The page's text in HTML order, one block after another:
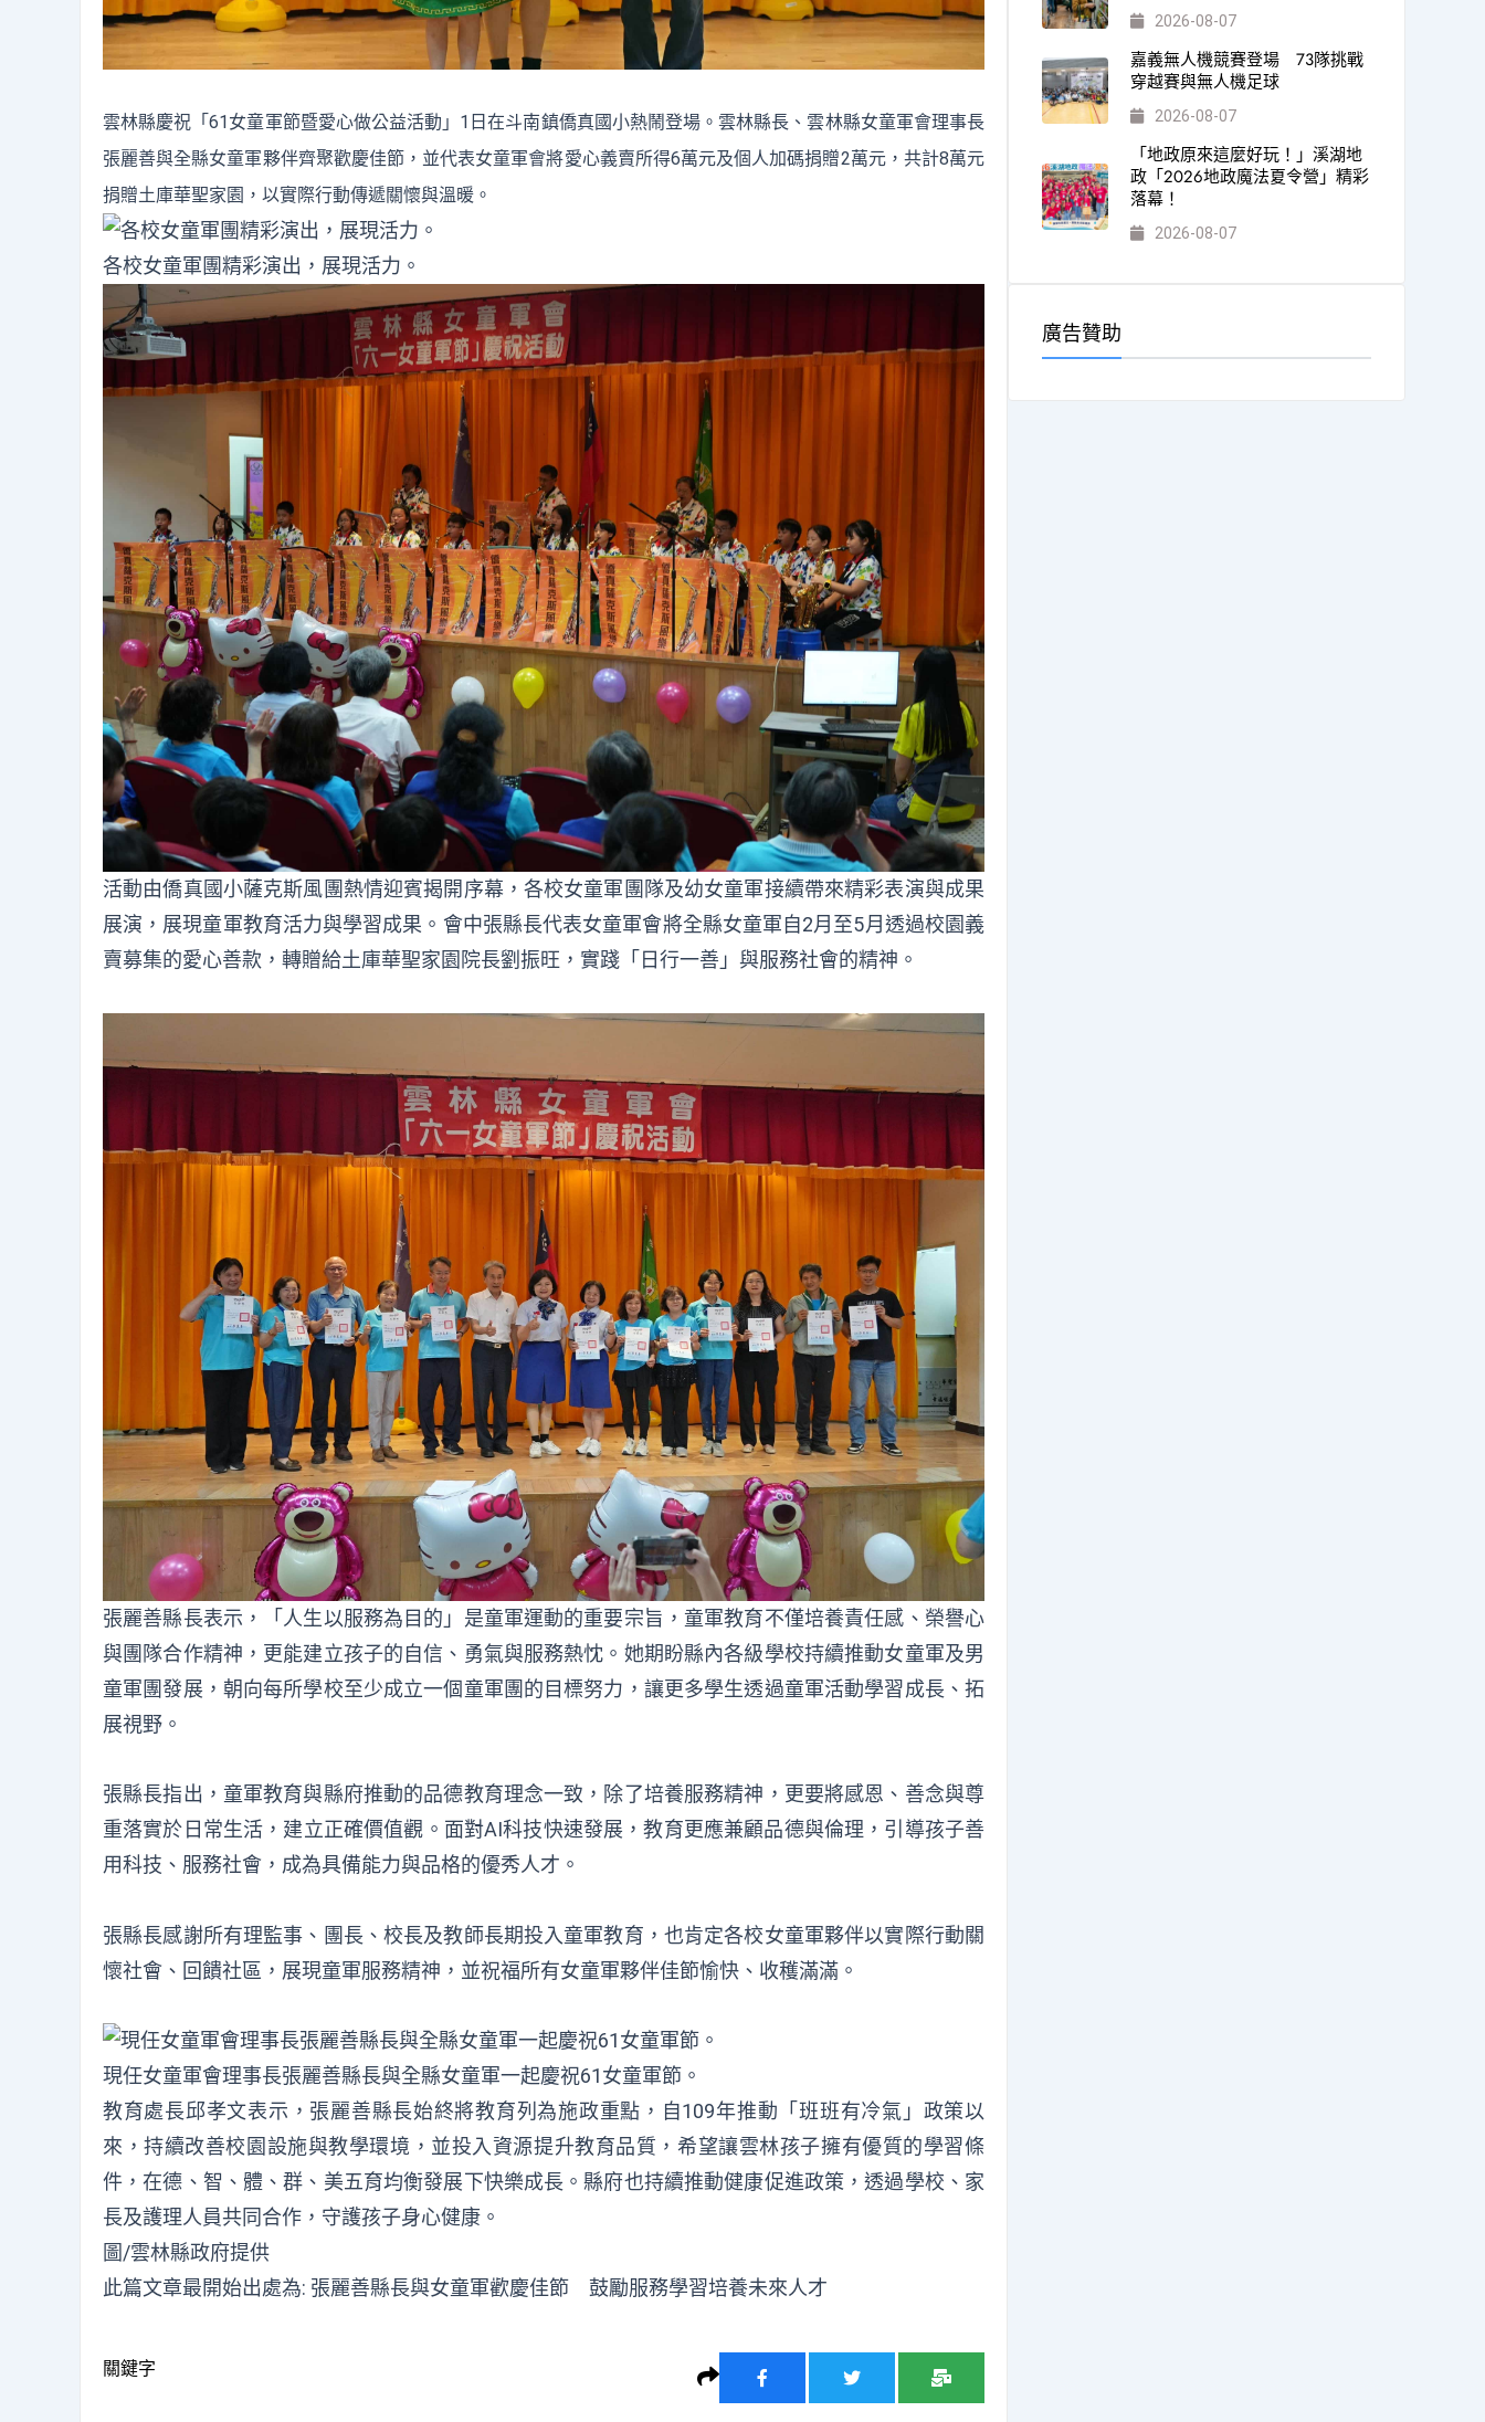
雲林縣慶祝「61女童軍節暨愛心做公益活動」1日在斗南鎮僑真國小熱鬧登場。雲林縣長、雲林縣女童軍會理事長
張麗善與全縣女童軍夥伴齊聚歡慶佳節，並代表女童軍會將愛心義賣所得6萬元及個人加碼捐贈2萬元，共計8萬元
捐贈土庫華聖家園，以實際行動傳遞關懷與溫暖。
各校女童軍團精彩演出，展現活力。
活動由僑真國小薩克斯風團熱情迎賓揭開序幕，各校女童軍團隊及幼女童軍接續帶來精彩表演與成果
展演，展現童軍教育活力與學習成果。會中張縣長代表女童軍會將全縣女童軍自2月至5月透過校園義
賣募集的愛心善款，轉贈給土庫華聖家園院長劉振旺，實踐「日行一善」與服務社會的精神。
張麗善縣長表示，「人生以服務為目的」是童軍運動的重要宗旨，童軍教育不僅培養責任感、榮譽心
與團隊合作精神，更能建立孩子的自信、勇氣與服務熱忱。她期盼縣內各級學校持續推動女童軍及男
童軍團發展，朝向每所學校至少成立一個童軍團的目標努力，讓更多學生透過童軍活動學習成長、拓
展視野。
張縣長指出，童軍教育與縣府推動的品德教育理念一致，除了培養服務精神，更要將感恩、善念與尊
重落實於日常生活，建立正確價值觀。面對AI科技快速發展，教育更應兼顧品德與倫理，引導孩子善
用科技、服務社會，成為具備能力與品格的優秀人才。
張縣長感謝所有理監事、團長、校長及教師長期投入童軍教育，也肯定各校女童軍夥伴以實際行動關
懷社會、回饋社區，展現童軍服務精神，並祝福所有女童軍夥伴佳節愉快、收穫滿滿。
現任女童軍會理事長張麗善縣長與全縣女童軍一起慶祝61女童軍節。
教育處長邱孝文表示，張麗善縣長始終將教育列為施政重點，自109年推動「班班有冷氣」政策以
來，持續改善校園設施與教學環境，並投入資源提升教育品質，希望讓雲林孩子擁有優質的學習條
件，在德、智、體、群、美五育均衡發展下快樂成長。縣府也持續推動健康促進政策，透過學校、家
長及護理人員共同合作，守護孩子身心健康。
圖/雲林縣政府提供
此篇文章最開始出處為: 張麗善縣長與女童軍歡慶佳節 鼓勵服務學習培養未來人才
關鍵字
2026-08-07
嘉義無人機競賽登場 73隊挑戰
穿越賽與無人機足球
2026-08-07
「地政原來這麼好玩！」溪湖地
政「2026地政魔法夏令營」精彩
落幕！
2026-08-07
廣告贊助